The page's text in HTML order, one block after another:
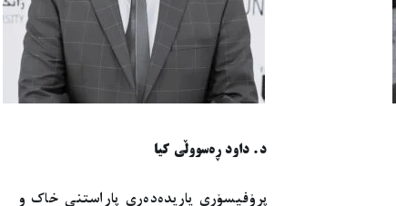
د. داود ڕەسووڵی کیا
پرۆفیسۆری یاریدەدەری پاراستنی خاک و